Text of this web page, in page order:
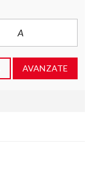
AVANZATE